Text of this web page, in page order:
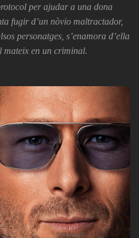
per ajudar a una dona
fugir d’un nòvio maltractador,
personatges, s’enamora d’ella
mateix en un criminal.